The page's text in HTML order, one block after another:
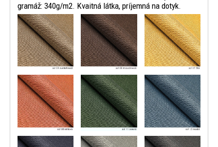
gramáž: 340g/m2. Kvaitná látka, príjemná na dotyk.